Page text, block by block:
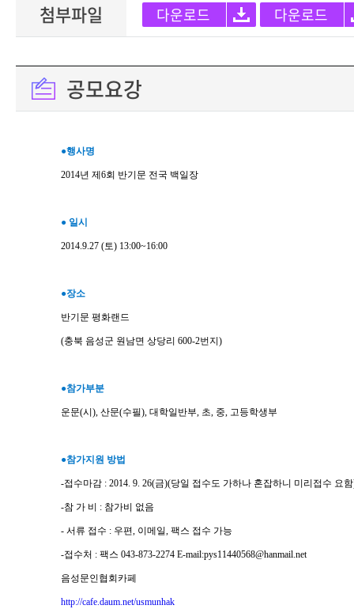
첨부파일
다운로드 다운로드
공모요강
●행사명
2014년 제6회 반기문 전국 백일장
● 일시
2014.9.27 (토) 13:00~16:00
●장소
반기문 평화랜드
(충북 음성군 원남면 상당리 600-2번지)
●참가부분
운문(시), 산문(수필), 대학일반부, 초, 중, 고등학생부
●참가지원 방법
-접수마감 : 2014. 9. 26(금)(당일 접수도 가하나 혼잡하니 미리접수 요
-참 가 비 : 참가비 없음
- 서류 접수 : 우편, 이메일, 팩스 접수 가능
-접수처 : 팩스 043-873-2274 E-mail:pys11440568@hanmail.net
음성문인협회카페
http://cafe.daum.net/usmunhak